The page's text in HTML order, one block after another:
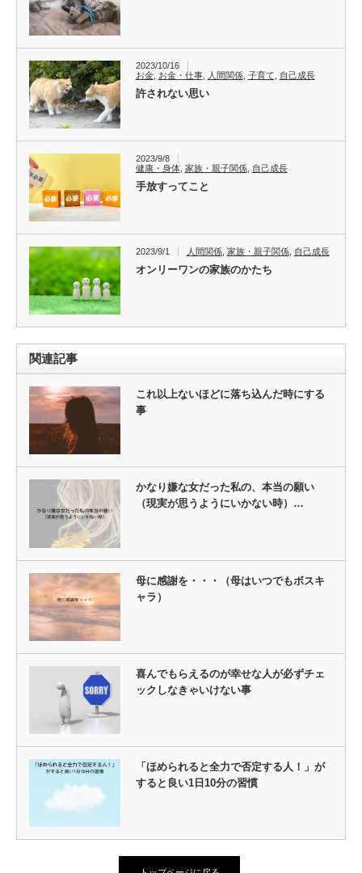
2023/10/16
お金, お金・仕事, 人間関係, 子育て 自己成長
許されない思い
2023/9/8
健康・身体, 家族・親子関係, 自己成長
手放すってこと
2023/9/1 人間関係, 家族・親子関係, 自己成長
オンリーワンの家族のかたち
関連記事
これ以上ないほどに落ち込んだ時にする
事
かなり嫌な女だった私の、本当の願い
（現実が思うようにいかない時）…
母に感謝を・・・（母はいつでもボスキ
ャラ）
喜んでもらえるのが幸せな人が必ずチェ
ックしなきゃいけない事
「ほめられると全力で否定する人！」が
すると良い1日10分の習慣